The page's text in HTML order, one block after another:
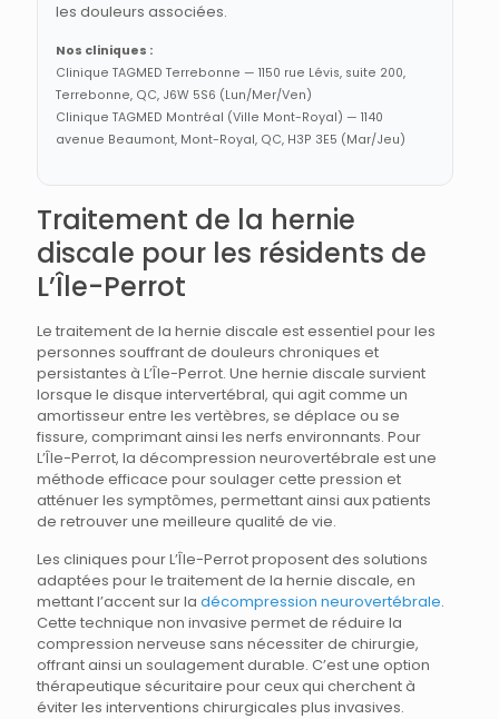
les douleurs associées.
Nos cliniques :
Clinique TAGMED Terrebonne — 1150 rue Lévis, suite 200,
Terrebonne, QC, J6W 5S6 (Lun/Mer/Ven)
Clinique TAGMED Montréal (Ville Mont-Royal) — 1140
avenue Beaumont, Mont-Royal, QC, H3P 3E5 (Mar/Jeu)
Traitement de la hernie
discale pour les résidents de
L’Île-Perrot
Le traitement de la hernie discale est essentiel pour les
personnes souffrant de douleurs chroniques et
persistantes à L’Île-Perrot. Une hernie discale survient
lorsque le disque intervertébral, qui agit comme un
amortisseur entre les vertèbres, se déplace ou se
fissure, comprimant ainsi les nerfs environnants. Pour
L’Île-Perrot, la décompression neurovertébrale est une
méthode efficace pour soulager cette pression et
atténuer les symptômes, permettant ainsi aux patients
de retrouver une meilleure qualité de vie.
Les cliniques pour L’Île-Perrot proposent des solutions
adaptées pour le traitement de la hernie discale, en
mettant l’accent sur la décompression neurovertébrale.
Cette technique non invasive permet de réduire la
compression nerveuse sans nécessiter de chirurgie,
offrant ainsi un soulagement durable. C’est une option
thérapeutique sécuritaire pour ceux qui cherchent à
éviter les interventions chirurgicales plus invasives.